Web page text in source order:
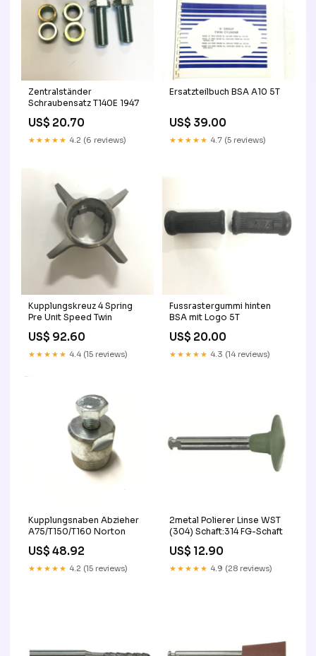
Zentralständer
Schraubensatz T140E 1947
US$ 20.70
★★★★★ 4.2 (6 reviews)
Ersatzteilbuch BSA A10 5T
US$ 39.00
★★★★★ 4.7 (5 reviews)
Kupplungskreuz 4 Spring
Pre Unit Speed Twin
US$ 92.60
★★★★★ 4.4 (15 reviews)
Fussrastergummi hinten
BSA mit Logo 5T
US$ 20.00
★★★★★ 4.3 (14 reviews)
Kupplungsnaben Abzieher
A75/T150/T160 Norton
US$ 48.92
★★★★★ 4.2 (15 reviews)
2metal Polierer Linse WST
(304) Schaft:314 FG-Schaft
US$ 12.90
★★★★★ 4.9 (28 reviews)